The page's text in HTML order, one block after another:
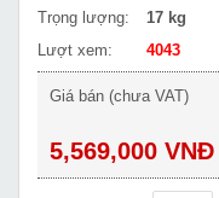
Trọng lượng:
17 kg
Lượt xem:
4043
Giá bán (chưa VAT)
5,569,000 VNĐ